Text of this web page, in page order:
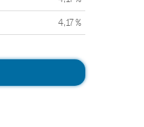
4,17 %